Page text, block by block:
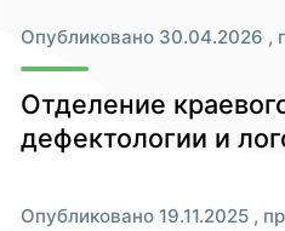
Опубликовано 30.04.2026 ,
Отделение
дефектологии и
Опубликовано 19.11.2025 ,